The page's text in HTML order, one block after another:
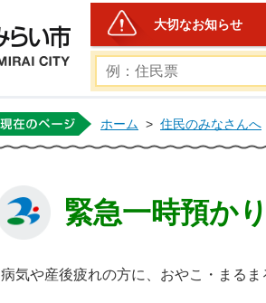
つくばみらい市公式ホームペ
大切なお知らせ
ホーム > 住民のみなさんへ
緊急一時預か
病気や産後疲れの方に、おやこ・まる